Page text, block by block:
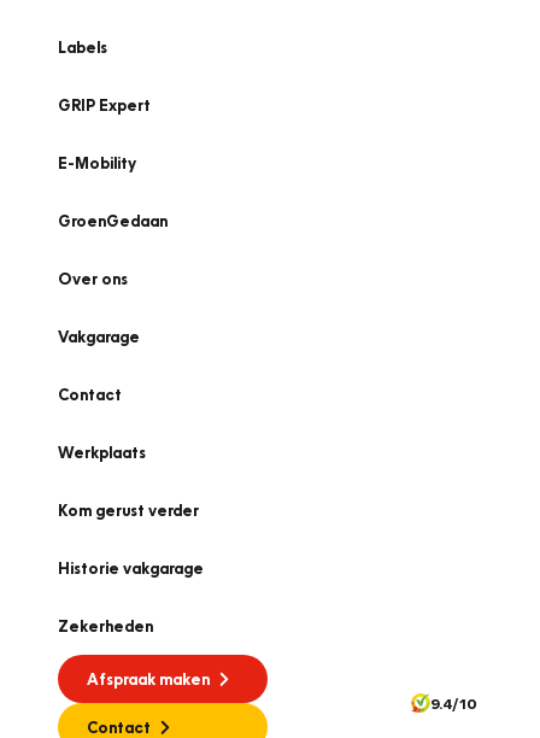
Labels
GRIP Expert
E-Mobility
GroenGedaan
Over ons
Vakgarage
Contact
Werkplaats
Kom gerust verder
Historie vakgarage
Zekerheden
Afspraak maken
Contact
9.4/10